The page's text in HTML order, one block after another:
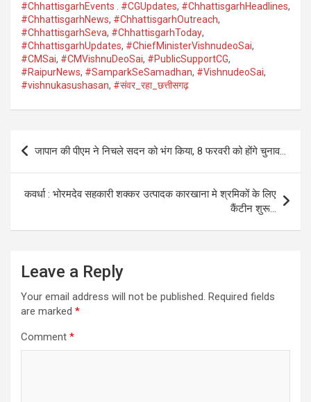
#ChhattisgarhEvents . #CGUpdates, #ChhattisgarhHeadlines,
#ChhattisgarhNews, #ChhattisgarhOutreach,
#ChhattisgarhSeva, #ChhattisgarhToday,
#ChhattisgarhUpdates, #ChiefMinisterVishnudeoSai,
#CMSai, #CMVishnuDeoSai, #PublicSupportCG,
#RaipurNews, #SamparkSeSamadhan, #VishnudeoSai,
#vishnukasushasan, #संवर_रहा_छत्तीसगढ़
Post
navigation
जापान की पीएम ने निचले सदन को भंग किया, 8 फरवरी को होंगे चुनाव…
कवर्धा : भोरमदेव सहकारी शक्कर उत्पादक कारखाना मे श्रमिकों के लिए
कैंटीन शुरू…
Leave a Reply
Your email address will not be published. Required fields
are marked *
Comment *